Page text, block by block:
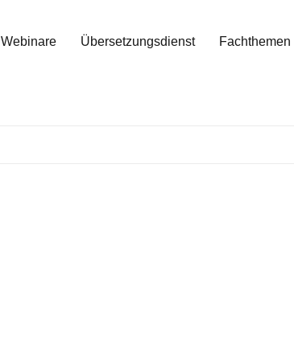
Webinare Übersetzungsdienst Fachthemen